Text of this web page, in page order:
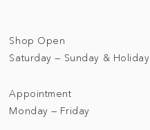
Shop Open
Saturday — Sunday & Holiday
Appointment
Monday — Friday